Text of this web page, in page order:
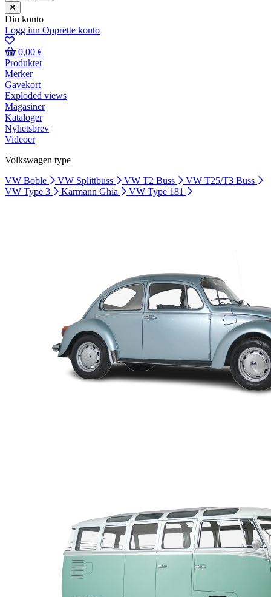
Din konto
Logg inn Opprette konto
0,00 €
Produkter
Merker
Gavekort
Exploded views
Magasiner
Kataloger
Nyhetsbrev
Videoer
Volkswagen type
VW Boble
VW Splittbuss VW T2 Buss
VW T25/T3 Buss
VW Type 3
Karmann Ghia VW Type 181